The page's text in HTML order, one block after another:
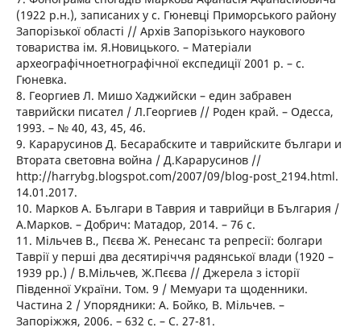
(1922 р.н.), записаних у с. Гюневці Приморського району
Запорізької області // Архів Запорізького наукового
товариства ім. Я.Новицького. – Матеріали
археографічноетнографічної експедиції 2001 р. – c.
Гюневка.
8. Георгиев Л. Мишо Хаджийски – един забравен
таврийски писател / Л.Георгиев // Роден край. – Одесса,
1993. – № 40, 43, 45, 46.
9. Карарусинов Д. Бесарабските и таврийските българи и
Втората световна война / Д.Карарусинов //
http://harrybg.blogspot.com/2007/09/blog-post_2194.html.
14.01.2017.
10. Марков А. Българи в Таврия и таврийци в България /
А.Марков. – Добрич: Матадор, 2014. – 76 с.
11. Мільчев В., Пєєва Ж. Ренесанс та репресії: болгари
Таврії у перші два десятиріччя радянської влади (1920 –
1939 рр.) / В.Мільчев, Ж.Пєєва // Джерела з історії
Південної України. Том. 9 / Мемуари та щоденники.
Частина 2 / Упорядники: А. Бойко, В. Мільчев. –
Запоріжжя, 2006. – 632 с. – С. 27-81.